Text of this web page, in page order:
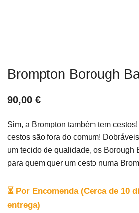
Brompton Borough
90,00 €
Sim, a Brompton também tem
cestos são fora do comum!
um tecido de qualidade, os Borough
para quem quer um cesto numa
⏳ Por Encomenda (Cerca de 10
entrega)